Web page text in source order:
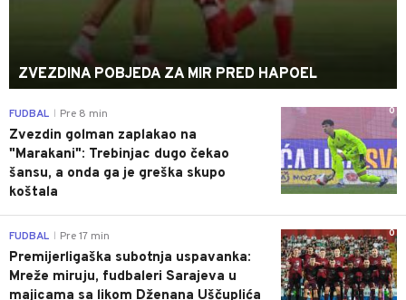
ZVEZDINA POBJEDA ZA MIR PRED HAPOEL
0
FUDBAL Pre 8 min
Zvezdin golman zaplakao na
"Marakani": Trebinjac dugo čekao
šansu, a onda ga je greška skupo
koštala
0
FUDBAL Pre 17 min
Premijerligaška subotnja uspavanka:
Mreže miruju, fudbaleri Sarajeva u
majicama sa likom Dženana Uščuplića